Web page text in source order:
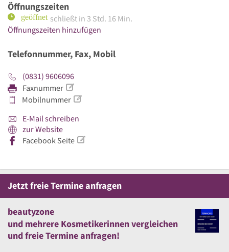
Öffnungszeiten
schließt in 3 Std. 16 Min.
Öffnungszeiten hinzufügen
Telefonnummer, Fax, Mobil
(0831) 9606096
Faxnummer
Mobilnummer
E-Mail schreiben
zur Website
Facebook Seite
JetztfreieTermine anfragen
beautyzone
und mehrere Kosmetikerinnen vergleichen
undfreieTermine anfragen!